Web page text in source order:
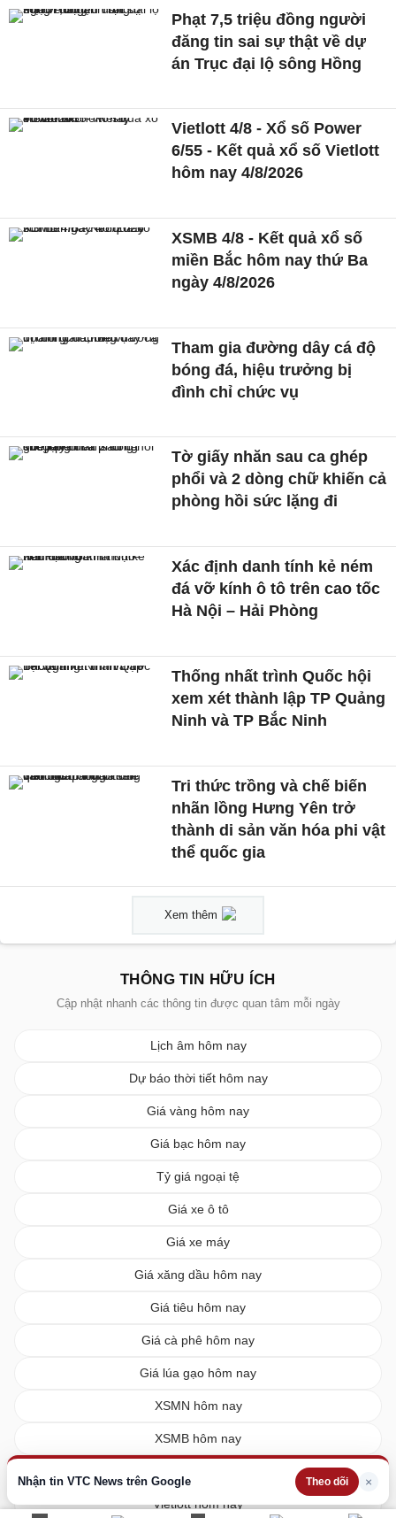
Nhận tin VTC News trên Google Theo dõi ×
Phạt 7,5 triệu đồng người
đăng tin sai sự thật về dự
án Trục đại lộ sông Hồng
Vietlott 4/8 - Xổ số Power
6/55 - Kết quả xổ số Vietlott
hôm nay 4/8/2026
XSMB 4/8 - Kết quả xổ số
miền Bắc hôm nay thứ Ba
ngày 4/8/2026
Tham gia đường dây cá độ
bóng đá, hiệu trưởng bị
đình chỉ chức vụ
Tờ giấy nhăn sau ca ghép
phổi và 2 dòng chữ khiến cả
phòng hồi sức lặng đi
Xác định danh tính kẻ ném
đá vỡ kính ô tô trên cao tốc
Hà Nội – Hải Phòng
Thống nhất trình Quốc hội
xem xét thành lập TP Quảng
Ninh và TP Bắc Ninh
Tri thức trồng và chế biến
nhãn lồng Hưng Yên trở
thành di sản văn hóa phi vật
thể quốc gia
Xem thêm
THÔNG TIN HỮU ÍCH
Cập nhật nhanh các thông tin được quan tâm mỗi ngày
Lịch âm hôm nay
Dự báo thời tiết hôm nay
Giá vàng hôm nay
Giá bạc hôm nay
Tỷ giá ngoại tệ
Giá xe ô tô
Giá xe máy
Giá xăng dầu hôm nay
Giá tiêu hôm nay
Giá cà phê hôm nay
Giá lúa gạo hôm nay
XSMN hôm nay
XSMB hôm nay
Vietlott hôm nay